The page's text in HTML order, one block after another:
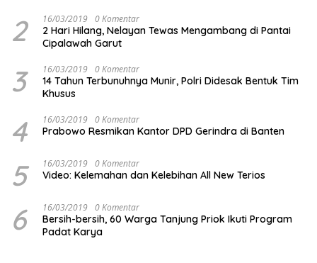
2 16/03/2019 0 Komentar
2 Hari Hilang, Nelayan Tewas Mengambang di Pantai
Cipalawah Garut
3 16/03/2019 0 Komentar
14 Tahun Terbunuhnya Munir, Polri Didesak Bentuk Tim
Khusus
4 16/03/2019 0 Komentar
Prabowo Resmikan Kantor DPD Gerindra di Banten
5 16/03/2019 0 Komentar
Video: Kelemahan dan Kelebihan All New Terios
6 16/03/2019 0 Komentar
Bersih-bersih, 60 Warga Tanjung Priok Ikuti Program
Padat Karya